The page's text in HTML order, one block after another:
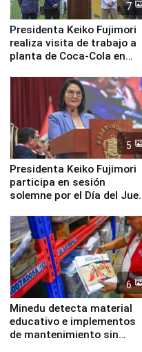
7
Presidenta Keiko Fujimori
realiza visita de trabajo a
planta de Coca-Cola en
5
Presidenta Keiko Fujimori
participa en sesión
solemne por el Día del
6
Minedu detecta material
educativo e implementos
de mantenimiento sin